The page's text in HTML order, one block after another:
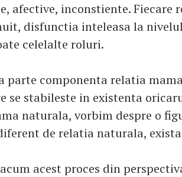
afective, inconstiente.
disfunctia inteleasa la
celelalte roluri.
parte componenta relatia
se stabileste in existenta
naturala, vorbim despre o
de relatia naturala,
acest proces din